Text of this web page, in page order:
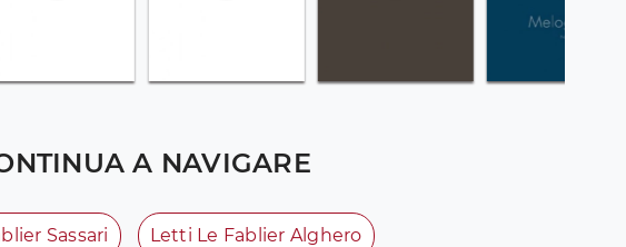
A NAVIGARE
Sassari Letti Le Fablier Alghero